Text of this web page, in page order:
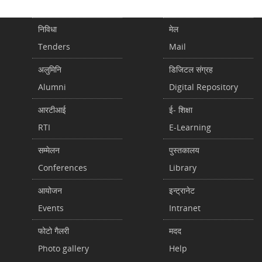
निविधा
Tenders
अलुमिनि
Alumni
आरटीआई
RTI
सम्मेलन
Conferences
आयोजन
Events
फोटो गैलरी
Photo gallery
मेल
Mail
डिजिटल संग्रह
Digital Repository
ई- शिक्षा
E-Learning
पुस्तकालय
Library
इन्ट्रानेट
Intranet
मदद
Help